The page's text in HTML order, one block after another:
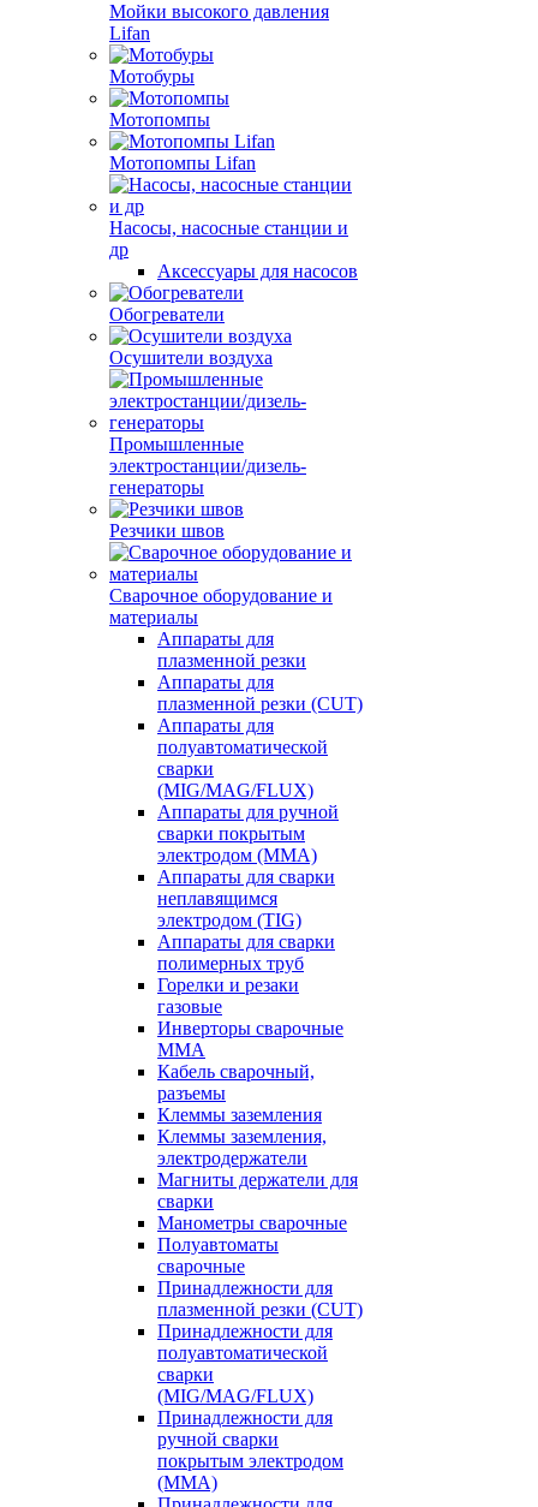
Мойки высокого давления
Lifan
Мотобуры
Мотопомпы
Мотопомпы Lifan
Насосы, насосные станции и
др
Аксессуары для насосов
Обогреватели
Осушители воздуха
Промышленные
электростанции/дизель-
генераторы
Резчики швов
Сварочное оборудование и
материалы
Аппараты для
плазменной резки
Аппараты для
плазменной резки (CUT)
Аппараты для
полуавтоматической
сварки
(MIG/MAG/FLUX)
Аппараты для ручной
сварки покрытым
электродом (MMA)
Аппараты для сварки
неплавящимся
электродом (TIG)
Аппараты для сварки
полимерных труб
Горелки и резаки
газовые
Инверторы сварочные
ММА
Кабель сварочный,
разъемы
Клеммы заземления
Клеммы заземления,
электродержатели
Магниты держатели для
сварки
Манометры сварочные
Полуавтоматы
сварочные
Принадлежности для
плазменной резки (CUT)
Принадлежности для
полуавтоматической
сварки
(MIG/MAG/FLUX)
Принадлежности для
ручной сварки
покрытым электродом
(MMA)